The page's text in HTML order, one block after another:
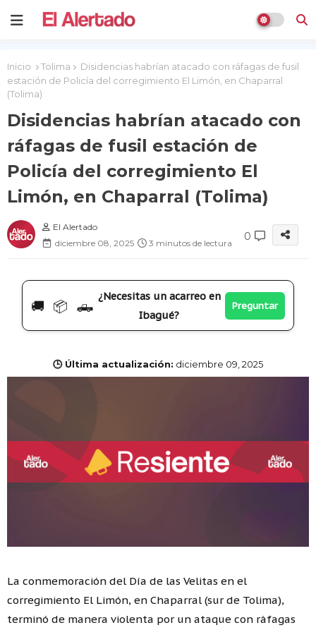
Inicio Tolima
Disidencias habrían atacado con ráfagas de fusil
estación de Policía del corregimiento El Limón, en Chaparral
(Tolima)
Disidencias habrían atacado con
ráfagas de fusil estación de
Policía del corregimiento El
Limón, en Chaparral (Tolima)
El Alertado
diciembre 08, 2025
3 minutos de lectura
0
🚚 📦 🛻
¿Necesitas un acarreo en
Ibagué?
Preguntar
🕒 Última actualización: diciembre 09, 2025
La conmemoración del Día de las Velitas en el
corregimiento El Limón, en Chaparral (sur de Tolima),
terminó de manera violenta por un ataque con ráfagas